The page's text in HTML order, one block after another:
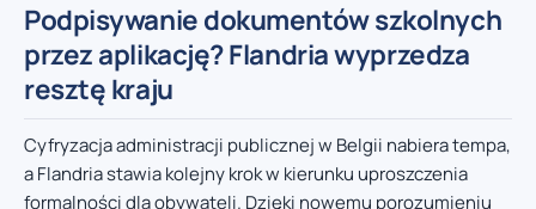
Podpisywanie dokumentów szkolnych
przez aplikację? Flandria wyprzedza
resztę kraju
Cyfryzacja administracji publicznej w Belgii nabiera tempa,
a Flandria stawia kolejny krok w kierunku uproszczenia
formalności dla obywateli. Dzięki nowemu porozumieniu